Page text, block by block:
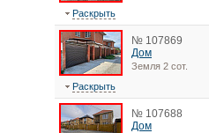
Раскрыть
№ 107869
Дом
Земля 2 сот.
Раскрыть
№ 107688
Дом